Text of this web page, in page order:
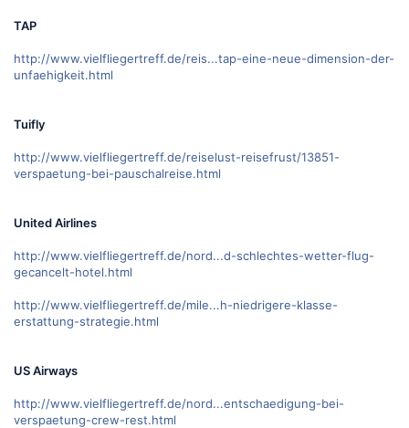
TAP
http://www.vielfliegertreff.de/reis...tap-eine-neue-dimension-der-
unfaehigkeit.html
Tuifly
http://www.vielfliegertreff.de/reiselust-reisefrust/13851-
verspaetung-bei-pauschalreise.html
United Airlines
http://www.vielfliegertreff.de/nord...d-schlechtes-wetter-flug-
gecancelt-hotel.html
http://www.vielfliegertreff.de/mile...h-niedrigere-klasse-
erstattung-strategie.html
US Airways
http://www.vielfliegertreff.de/nord...entschaedigung-bei-
verspaetung-crew-rest.html